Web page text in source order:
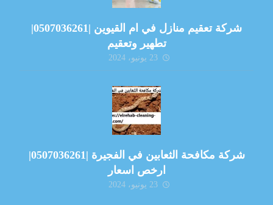
شركة تعقيم منازل في ام القيوين |0507036261|
تطهير وتعقيم
23 يونيو، 2024
شركة مكافحة الثعابين في الفجيرة |0507036261|
ارخص اسعار
23 يونيو، 2024